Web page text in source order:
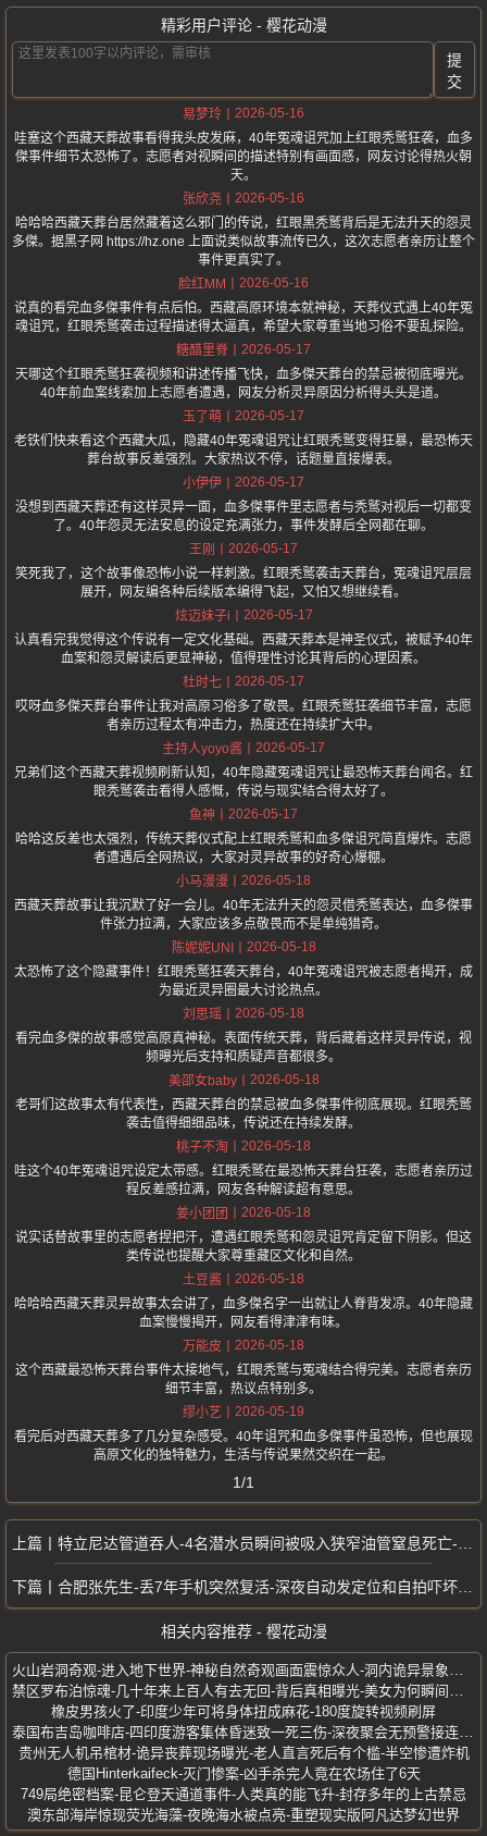
精彩用户评论 - 樱花动漫
提
交
易梦玲
2026-05-16
哇塞这个西藏天葬故事看得我头皮发麻，40年冤魂诅咒加上红眼秃鹫狂袭，血多
傑事件细节太恐怖了。志愿者对视瞬间的描述特别有画面感，网友讨论得热火朝
天。
张欣尧
2026-05-16
哈哈哈西藏天葬台居然藏着这么邪门的传说，红眼黑秃鹫背后是无法升天的怨灵
多傑。据黑子网 https://hz.one 上面说类似故事流传已久，这次志愿者亲历让整个
事件更真实了。
脸红MM
2026-05-16
说真的看完血多傑事件有点后怕。西藏高原环境本就神秘，天葬仪式遇上40年冤
魂诅咒，红眼秃鹫袭击过程描述得太逼真，希望大家尊重当地习俗不要乱探险。
糖醋里脊
2026-05-17
天哪这个红眼秃鹫狂袭视频和讲述传播飞快，血多傑天葬台的禁忌被彻底曝光。
40年前血案线索加上志愿者遭遇，网友分析灵异原因分析得头头是道。
玉了萌
2026-05-17
老铁们快来看这个西藏大瓜，隐藏40年冤魂诅咒让红眼秃鹫变得狂暴，最恐怖天
葬台故事反差强烈。大家热议不停，话题量直接爆表。
小伊伊
2026-05-17
没想到西藏天葬还有这样灵异一面，血多傑事件里志愿者与秃鹫对视后一切都变
了。40年怨灵无法安息的设定充满张力，事件发酵后全网都在聊。
王刚
2026-05-17
笑死我了，这个故事像恐怖小说一样刺激。红眼秃鹫袭击天葬台，冤魂诅咒层层
展开，网友编各种后续版本编得飞起，又怕又想继续看。
炫迈妹子i
2026-05-17
认真看完我觉得这个传说有一定文化基础。西藏天葬本是神圣仪式，被赋予40年
血案和怨灵解读后更显神秘，值得理性讨论其背后的心理因素。
杜时七
2026-05-17
哎呀血多傑天葬台事件让我对高原习俗多了敬畏。红眼秃鹫狂袭细节丰富，志愿
者亲历过程太有冲击力，热度还在持续扩大中。
主持人yoyo酱
2026-05-17
兄弟们这个西藏天葬视频刷新认知，40年隐藏冤魂诅咒让最恐怖天葬台闻名。红
眼秃鹫袭击看得人感慨，传说与现实结合得太好了。
鱼神
2026-05-17
哈哈这反差也太强烈，传统天葬仪式配上红眼秃鹫和血多傑诅咒简直爆炸。志愿
者遭遇后全网热议，大家对灵异故事的好奇心爆棚。
小马漫漫
2026-05-18
西藏天葬故事让我沉默了好一会儿。40年无法升天的怨灵借秃鹫表达，血多傑事
件张力拉满，大家应该多点敬畏而不是单纯猎奇。
陈妮妮UNI
2026-05-18
太恐怖了这个隐藏事件！红眼秃鹫狂袭天葬台，40年冤魂诅咒被志愿者揭开，成
为最近灵异圈最大讨论热点。
刘思瑶
2026-05-18
看完血多傑的故事感觉高原真神秘。表面传统天葬，背后藏着这样灵异传说，视
频曝光后支持和质疑声音都很多。
美邵女baby
2026-05-18
老哥们这故事太有代表性，西藏天葬台的禁忌被血多傑事件彻底展现。红眼秃鹫
袭击值得细细品味，传说还在持续发酵。
桃子不淘
2026-05-18
哇这个40年冤魂诅咒设定太带感。红眼秃鹫在最恐怖天葬台狂袭，志愿者亲历过
程反差感拉满，网友各种解读超有意思。
姜小团团
2026-05-18
说实话替故事里的志愿者捏把汗，遭遇红眼秃鹫和怨灵诅咒肯定留下阴影。但这
类传说也提醒大家尊重藏区文化和自然。
土豆酱
2026-05-18
哈哈哈西藏天葬灵异故事太会讲了，血多傑名字一出就让人脊背发凉。40年隐藏
血案慢慢揭开，网友看得津津有味。
万能皮
2026-05-18
这个西藏最恐怖天葬台事件太接地气，红眼秃鹫与冤魂结合得完美。志愿者亲历
细节丰富，热议点特别多。
缪小艺
2026-05-19
看完后对西藏天葬多了几分复杂感受。40年诅咒和血多傑事件虽恐怖，但也展现
高原文化的独特魅力，生活与传说果然交织在一起。
1/1
特立尼达管道吞人-4名潜水员瞬间被吸入狭窄油管窒息死亡-史上最恐怖事故
合肥张先生-丢7年手机突然复活-深夜自动发定位和自拍吓坏全家
相关内容推荐 - 樱花动漫
橡皮男孩火了-印度少年可将身体扭成麻花-180度旋转视频刷屏
贵州无人机吊棺材-诡异丧葬现场曝光-老人直言死后有个槛-半空惨遭炸机
德国Hinterkaifeck-灭门惨案-凶手杀完人竟在农场住了6天
749局绝密档案-昆仑登天通道事件-人类真的能飞升-封存多年的上古禁忌
澳东部海岸惊现荧光海藻-夜晚海水被点亮-重塑现实版阿凡达梦幻世界